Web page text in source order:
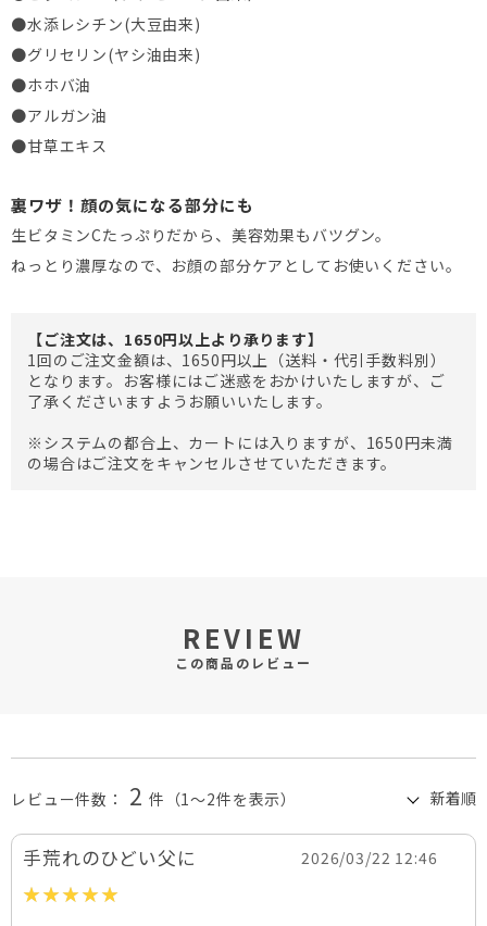
●水添レシチン(大豆由来)
●グリセリン(ヤシ油由来)
●ホホバ油
●アルガン油
●甘草エキス
裏ワザ！顔の気になる部分にも
生ビタミンCたっぷりだから、美容効果もバツグン。
ねっとり濃厚なので、お顔の部分ケアとしてお使いください。
【ご注文は、1650円以上より承ります】
1回のご注文金額は、1650円以上（送料・代引手数料別）
となります。お客様にはご迷惑をおかけいたしますが、ご
了承くださいますようお願いいたします。
※システムの都合上、カートには入りますが、1650円未満
の場合はご注文をキャンセルさせていただきます。
REVIEW
この商品のレビュー
レビュー件数： 2 件 （1～2件を表示）
手荒れのひどい父に 2026/03/22 12:46